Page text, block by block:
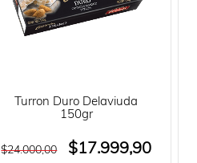
Turron Duro Delaviuda
150gr
$24.000,00 $17.999,90